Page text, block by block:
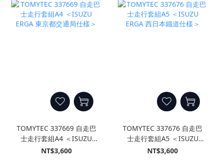
TOMYTEC 337669 自走巴
士走行套組A4 ＜ISUZU
ERGA 東京都交通局仕樣＞
NT$3,600
TOMYTEC 337676 自走巴
士走行套組A5 ＜ISUZU
ERGA 西日本鐵道仕樣＞
NT$3,600